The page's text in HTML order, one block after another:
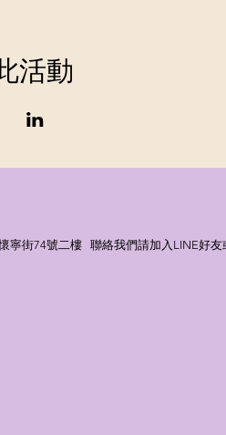
活動
寧街74號二樓 聯絡我們請加入LINE好友